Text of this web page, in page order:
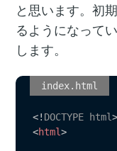
と思います。初
るようになって
します。
index.html
<! DOCTYPE html>
<html>